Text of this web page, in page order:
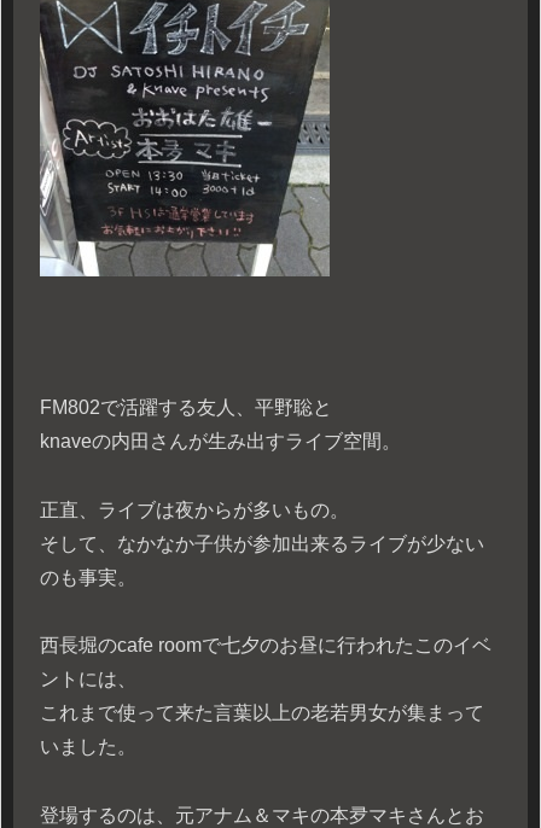
FM802で活躍する友人、平野聡と
knaveの内田さんが生み出すライブ空間。
正直、ライブは夜からが多いもの。
そして、なかなか子供が参加出来るライブが少ない
のも事実。
西長堀のcafe roomで七夕のお昼に行われたこのイベ
ントには、
これまで使って来た言葉以上の老若男女が集まって
いました。
登場するのは、元アナム＆マキの本夛マキさんとお